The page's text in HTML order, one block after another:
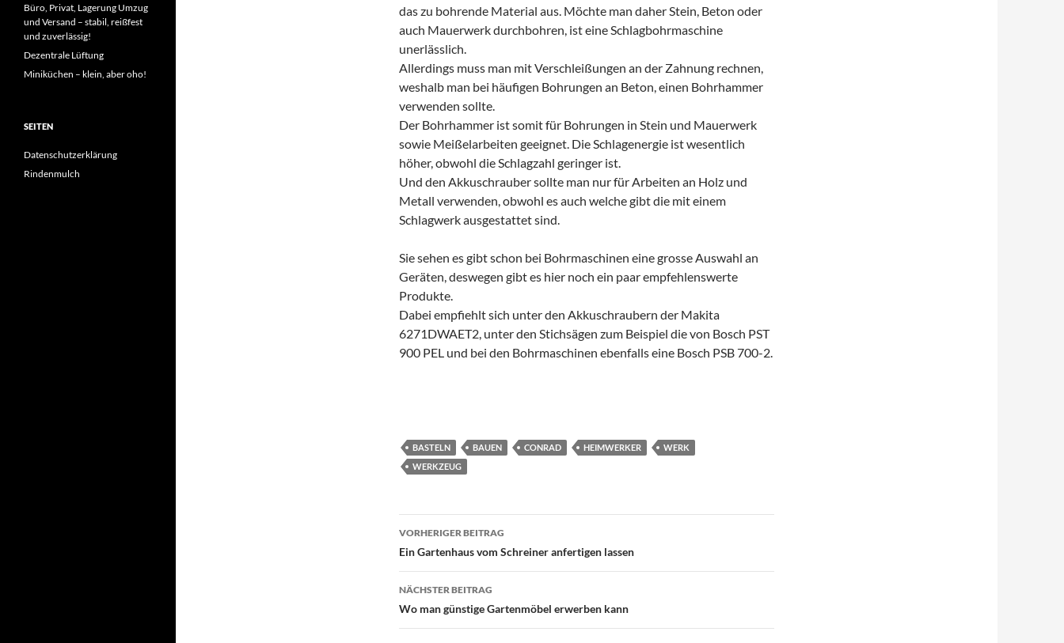
das zu bohrende Material aus. Möchte man daher Stein, Beton oder
auch Mauerwerk durchbohren, ist eine Schlagbohrmaschine
unerlässlich.
Allerdings muss man mit Verschleißungen an der Zahnung rechnen,
weshalb man bei häufigen Bohrungen an Beton, einen Bohrhammer
verwenden sollte.
Der Bohrhammer ist somit für Bohrungen in Stein und Mauerwerk
sowie Meißelarbeiten geeignet. Die Schlagenergie ist wesentlich
höher, obwohl die Schlagzahl geringer ist.
Und den Akkuschrauber sollte man nur für Arbeiten an Holz und
Metall verwenden, obwohl es auch welche gibt die mit einem
Schlagwerk ausgestattet sind.
Sie sehen es gibt schon bei Bohrmaschinen eine grosse Auswahl an
Geräten, deswegen gibt es hier noch ein paar empfehlenswerte
Produkte.
Dabei empfiehlt sich unter den Akkuschraubern der Makita
6271DWAET2, unter den Stichsägen zum Beispiel die von Bosch PST
900 PEL und bei den Bohrmaschinen ebenfalls eine Bosch PSB 700-2.
BASTELN BAUEN CONRAD HEIMWERKER
WERK
WERKZEUG
Beitragsnavigation
VORHERIGER BEITRAG
Ein Gartenhaus vom Schreiner anfertigen lassen
NÄCHSTER BEITRAG
Wo man günstige Gartenmöbel erwerben kann
Büro, Privat, Lagerung Umzug
und Versand – stabil, reißfest
und zuverlässig!
Dezentrale Lüftung
Miniküchen – klein, aber oho!
SEITEN
Datenschutzerklärung
Rindenmulch